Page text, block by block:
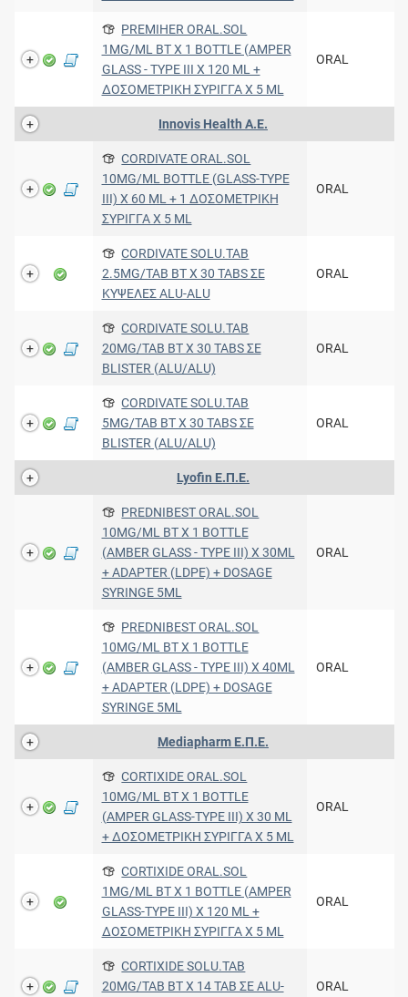
PREMIHER ORAL.SOL
1MG/ML BT X 1 BOTTLE (AMPER
GLASS - TYPE III X 120 ML +
ΔΟΣΟΜΕΤΡΙΚΗ ΣΥΡΙΓΓΑ Χ 5 ML
ORAL
Innovis Health Α.Ε.
CORDIVATE ORAL.SOL
10MG/ML BOTTLE (GLASS-TYPE
III) X 60 ML + 1 ΔΟΣΟΜΕΤΡΙΚΗ
ΣΥΡΙΓΓΑ Χ 5 ML
ORAL
CORDIVATE SOLU.TAB
2.5MG/TAB BT X 30 TABS ΣΕ
ΚΥΨΕΛΕΣ ALU-ALU
ORAL
CORDIVATE SOLU.TAB
20MG/TAB BT X 30 TABS ΣΕ
BLISTER (ALU/ALU)
ORAL
CORDIVATE SOLU.TAB
5MG/TAB BT X 30 TABS ΣΕ
BLISTER (ALU/ALU)
ORAL
Lyofin Ε.Π.Ε.
PREDNIBEST ORAL.SOL
10MG/ML BT X 1 BOTTLE
(AMBER GLASS - TYPE III) X 30ML
+ ADAPTER (LDPE) + DOSAGE
SYRINGE 5ML
ORAL
PREDNIBEST ORAL.SOL
10MG/ML BT X 1 BOTTLE
(AMBER GLASS - TYPE III) X 40ML
+ ADAPTER (LDPE) + DOSAGE
SYRINGE 5ML
ORAL
Mediapharm Ε.Π.Ε.
CORTIXIDE ORAL.SOL
10MG/ML BT X 1 BOTTLE
(AMPER GLASS-TYPE III) X 30 ML
+ ΔΟΣΟΜΕΤΡΙΚΗ ΣΥΡΙΓΓΑ X 5 ML
ORAL
CORTIXIDE ORAL.SOL
1MG/ML BT X 1 BOTTLE (AMPER
GLASS-TYPE III) X 120 ML +
ΔΟΣΟΜΕΤΡΙΚΗ ΣΥΡΙΓΓΑ X 5 ML
ORAL
CORTIXIDE SOLU.TAB
20MG/TAB BT X 14 TAB ΣΕ ALU-
ORAL